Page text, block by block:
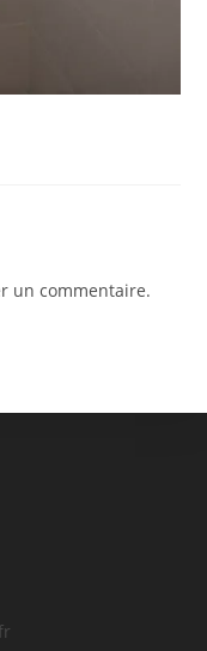
un commentaire.